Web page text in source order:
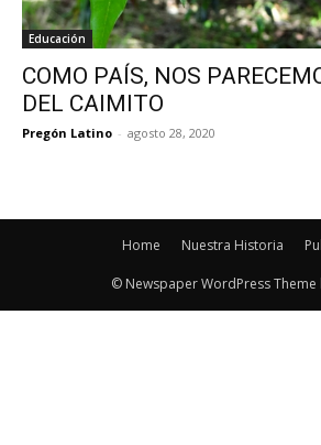
Educación
COMO PAÍS, NOS
DEL CAIMITO
Pregón Latino - agosto 28, 2020
Home Nuestra Historia
© Newspaper WordPress Theme